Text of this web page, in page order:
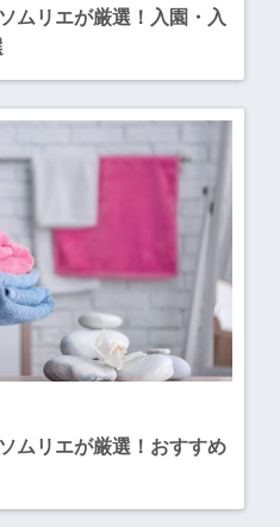
ムリエが厳選！入園・入
ムリエが厳選！おすすめ